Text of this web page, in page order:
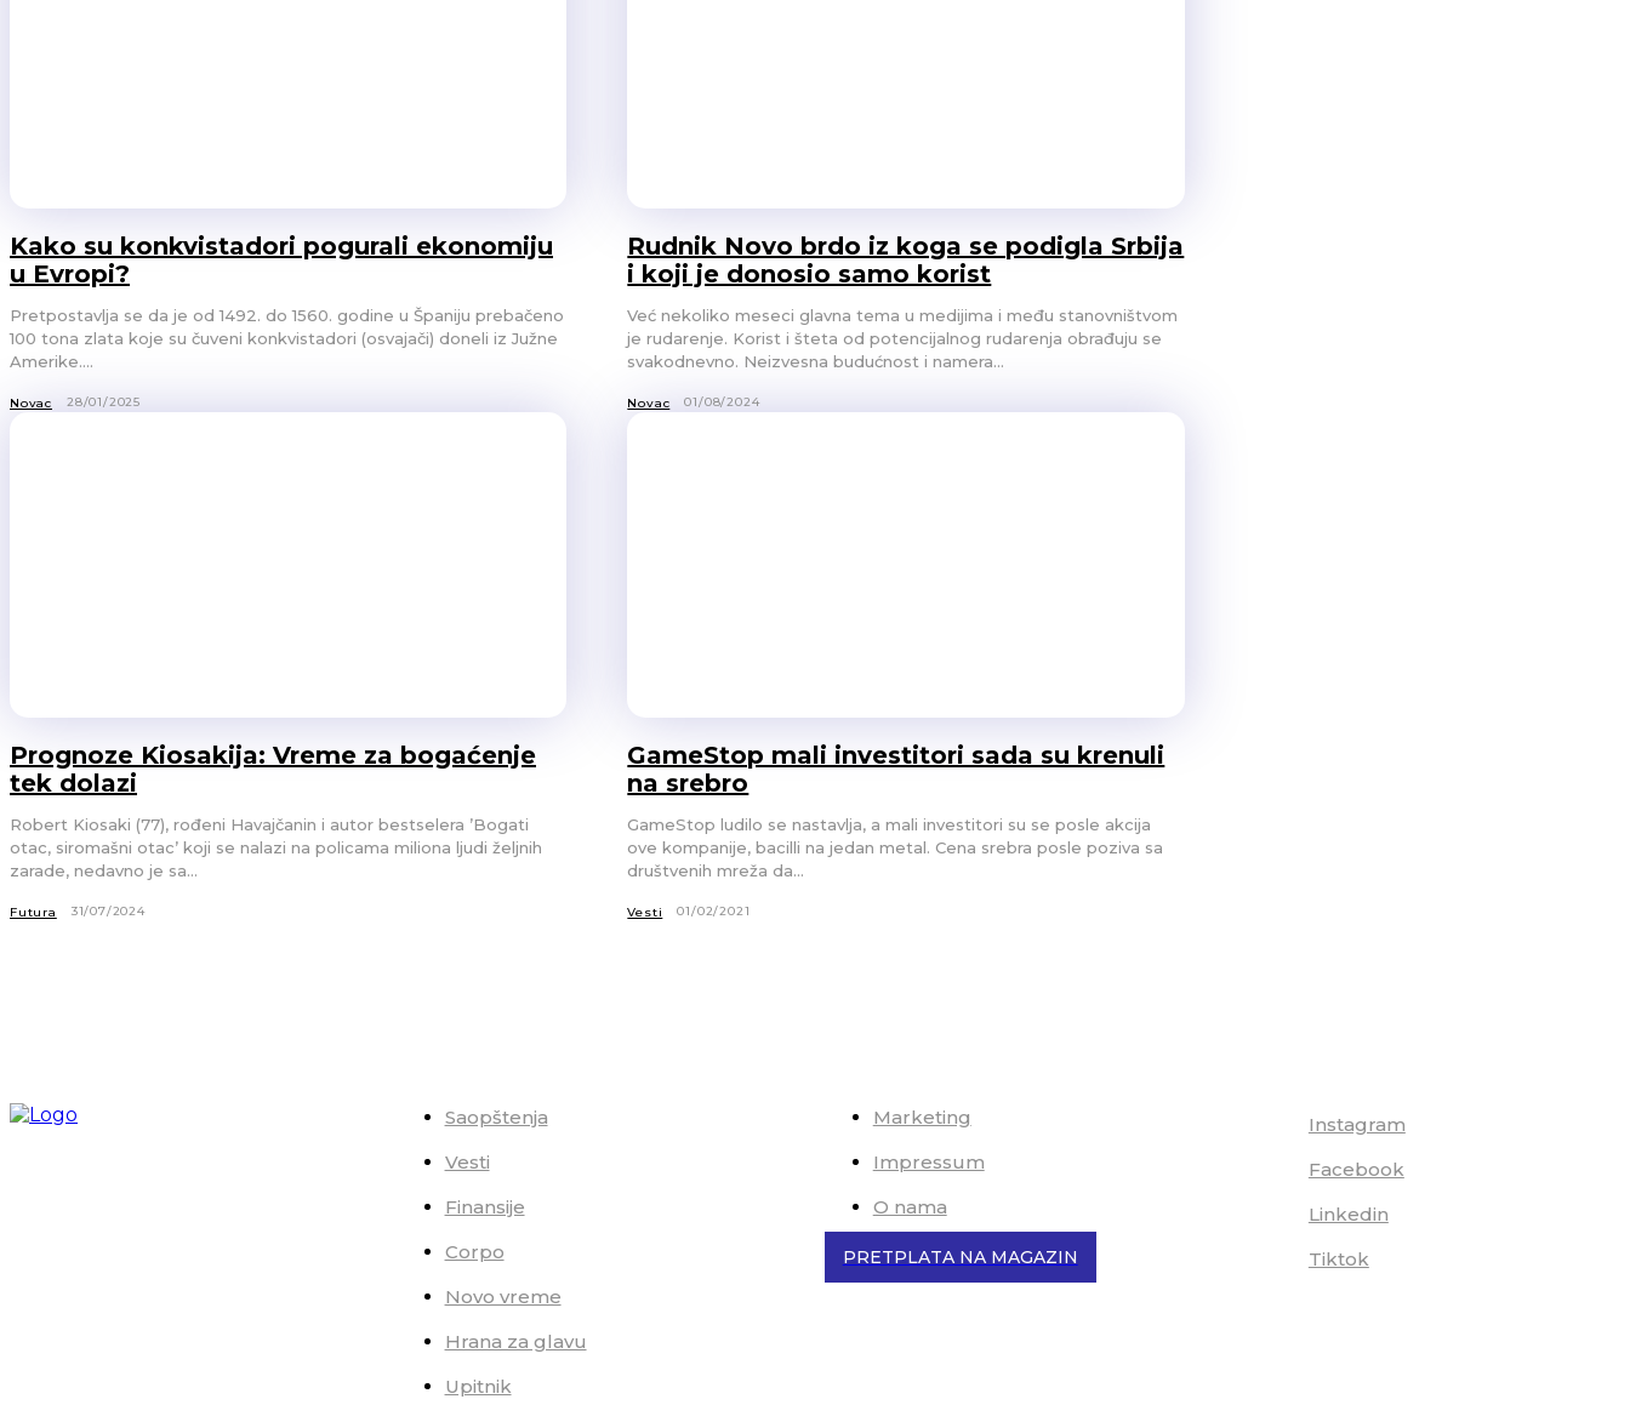
Kako su konkvistadori pogurali ekonomiju
u Evropi?
Pretpostavlja se da je od 1492. do 1560. godine u Španiju prebačeno
100 tona zlata koje su čuveni konkvistadori (osvajači) doneli iz Južne
Amerike....
Novac 28/01/2025
Rudnik Novo brdo iz koga se podigla Srbija
i koji je donosio samo korist
Već nekoliko meseci glavna tema u medijima i među stanovništvom
je rudarenje. Korist i šteta od potencijalnog rudarenja obrađuju se
svakodnevno. Neizvesna budućnost i namera...
Novac 01/08/2024
Prognoze Kiosakija: Vreme za bogaćenje
tek dolazi
Robert Kiosaki (77), rođeni Havajčanin i autor bestselera ’Bogati
otac, siromašni otac’ koji se nalazi na policama miliona ljudi željnih
zarade, nedavno je sa...
Futura 31/07/2024
GameStop mali investitori sada su krenuli
na srebro
GameStop ludilo se nastavlja, a mali investitori su se posle akcija
ove kompanije, bacilli na jedan metal. Cena srebra posle poziva sa
društvenih mreža da...
Vesti 01/02/2021
Saopštenja
Vesti
Finansije
Corpo
Novo vreme
Hrana za glavu
Upitnik
Marketing
Impressum
O nama
PRETPLATA NA MAGAZIN
Instagram
Facebook
Linkedin
Tiktok